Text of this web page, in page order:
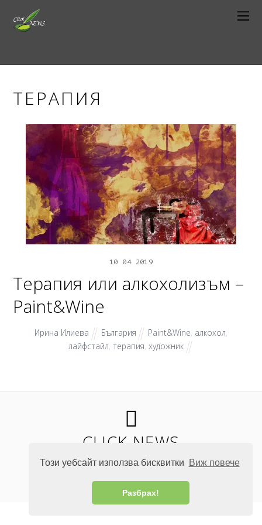
Този уебсайт използва бисквитки Виж повече
Разбрах!
ТЕРАПИЯ
10 04 2019
Терапия или алкохолизъм –
Paint&Wine
Ирина Илиева България Paint&Wine, алкохол,
лайфстайл ,терапия ,художник
CLICK NEWS
©Click News2026